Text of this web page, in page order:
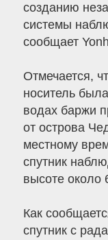
созданию
системы
сообщает
Отмечается,
носитель
водах баржи
от острова
местному
спутник
высоте около
Как
спутник с